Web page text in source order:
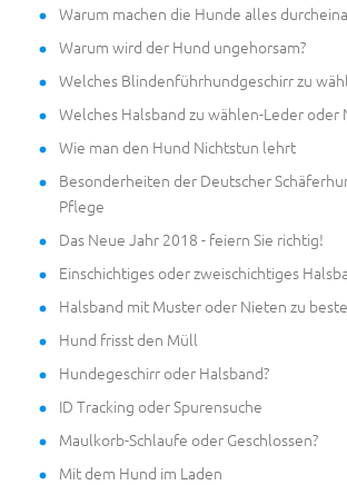
Warum machen die Hunde alles
Warum wird der Hund ungehorsam?
Welches Blindenführhundgeschirr zu
Welches Halsband zu wählen-Leder oder
Wie man den Hund Nichtstun lehrt
Besonderheiten der Deutscher
Pflege
Das Neue Jahr 2018 - feiern Sie richtig!
Einschichtiges oder zweischichtiges
Halsband mit Muster oder Nieten zu
Hund frisst den Müll
Hundegeschirr oder Halsband?
ID Tracking oder Spurensuche
Maulkorb-Schlaufe oder Geschlossen?
Mit dem Hund im Laden